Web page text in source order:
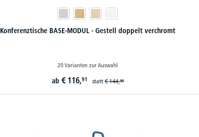
Konferenztische BASE-MODUL - Gestell doppelt verchromt
20 Varianten zur Auswahl
ab € 116,91 statt€ 144,90